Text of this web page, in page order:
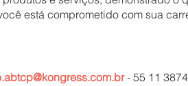
está comprometido com sua
- 55 11